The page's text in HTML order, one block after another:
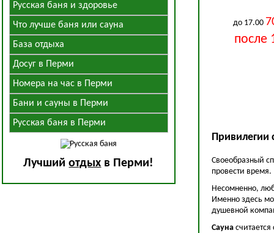
Русская баня и здоровье
Что лучше баня или сауна
База отдыха
Досуг в Перми
Номера на час в Перми
Бани и сауны в Перми
Русская баня в Перми
Лучшийотдых в Перми!
до 17.00
после
Привилегии
Своеобразный
провести
Несомненно,
Именно здесь
душевной
Сауна